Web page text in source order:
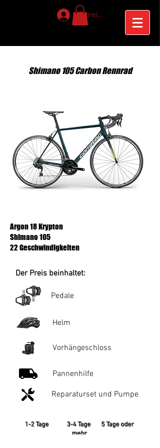
Anmelden
Shimano 105 Carbon Rennrad
Argon 18 Krypton
Shimano 105
22 Geschwindigkeiten
Der Preis beinhaltet:
Pedale
Helm
Vorhängeschloss
Pannenhilfe
Reparaturset und Pumpe
1-2 Tage 3-4 Tage 5 Tage oder
mehr